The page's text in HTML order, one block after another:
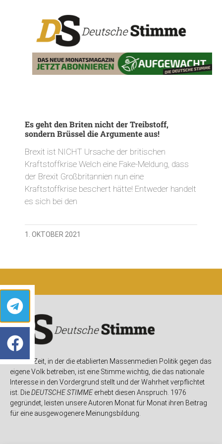
Es geht den Briten nicht der Treibstoff,
sondern Brüssel die Argumente aus!
Brexit ist NICHT Ursache der britischen
Kraftstoffkrise Welch eine Fake-Meldung, dass
der Brexit Großbritannien nun eine
Kraftstoffkrise beschert hätte! Entweder handelt
es sich bei den
1. OKTOBER 2021
In einer Zeit, in der die etablierten Massenmedien Politik gegen das
eigene Volk betreiben, ist eine Stimme wichtig, die das nationale
Interesse in den Vordergrund stellt und der Wahrheit verpflichtet
ist. DieDEUTSCHE STIMMEerhebt diesen Anspruch. 1976
gegründet, leisten unsere Autoren Monat für Monat ihren Beitrag
für eine ausgewogenere Meinungsbildung.